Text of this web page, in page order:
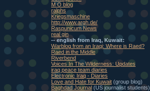
M O blog
ralphs
Kriegsmaschine
http://www.argh.de/
Raspunicum News
real gin
-- english from Iraq, Kuwait:
Warblog from an Iraqi: Where is Raed?
Raed in the Middle
Riverbend
Voices In The Wilderness: Updates
iraq peace team diaries
Electronic Iraq - Diaries
Love and Hate for Kuwait (group blog)
Baghdad Journal (US journalist students)